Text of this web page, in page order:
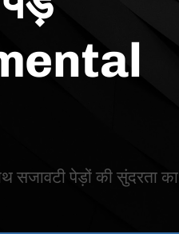
सजावटी पेड़ों की सुंदरता का